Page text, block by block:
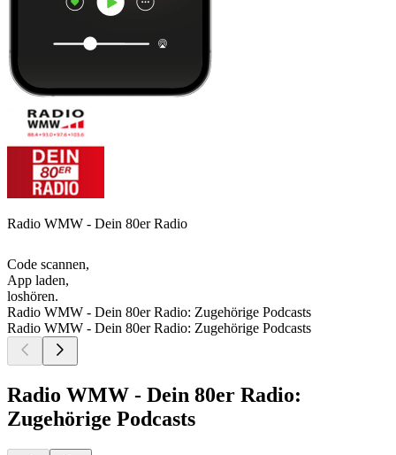
Radio WMW - Dein 80er Radio
Code scannen,
App laden,
loshören.
Radio WMW - Dein 80er Radio: Zugehörige Podcasts
Radio WMW - Dein 80er Radio: Zugehörige Podcasts
Radio WMW - Dein 80er Radio:
Zugehörige Podcasts